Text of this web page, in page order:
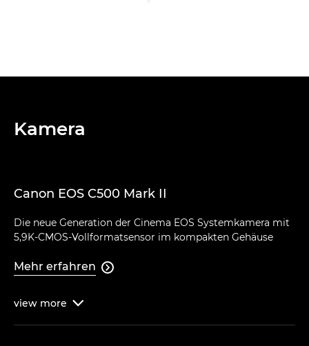
Kamera
Canon EOS C500 Mark II
Die neue Generation der Cinema EOS Systemkamera mit
5,9K-CMOS-Vollformatsensor im kompakten Gehäuse
Mehr erfahren 
view more 